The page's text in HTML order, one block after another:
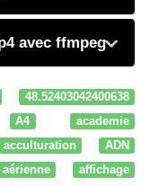
avec ffmpeg
48.52403042400638
A4
academie
acculturation
ADN
aérienne
affichage